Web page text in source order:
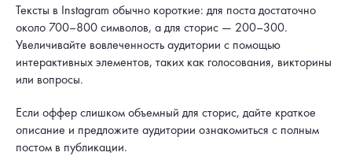
Тексты в Instagram обычно короткие: для поста достаточно
около 700–800 символов, а для сторис — 200–300.
Увеличивайте вовлеченность аудитории с помощью
интерактивных элементов, таких как голосования, викторины
или вопросы.
Если оффер слишком объемный для сторис, дайте краткое
описание и предложите аудитории ознакомиться с полным
постом в публикации.